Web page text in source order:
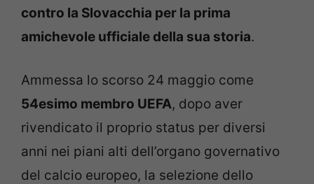
contro la Slovacchia per la prima
amichevole ufficiale della sua storia.
Ammessa lo scorso 24 maggio come
54esimo membro UEFA, dopo aver
rivendicato il proprio status per diversi
anni nei piani alti dell’organo governativo
del calcio europeo, la selezione dello